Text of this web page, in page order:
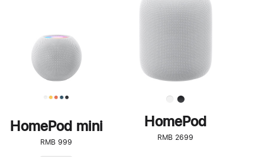
HomePod mini
RMB 999
了
解
HomePod<
HomePod
RMB 2699